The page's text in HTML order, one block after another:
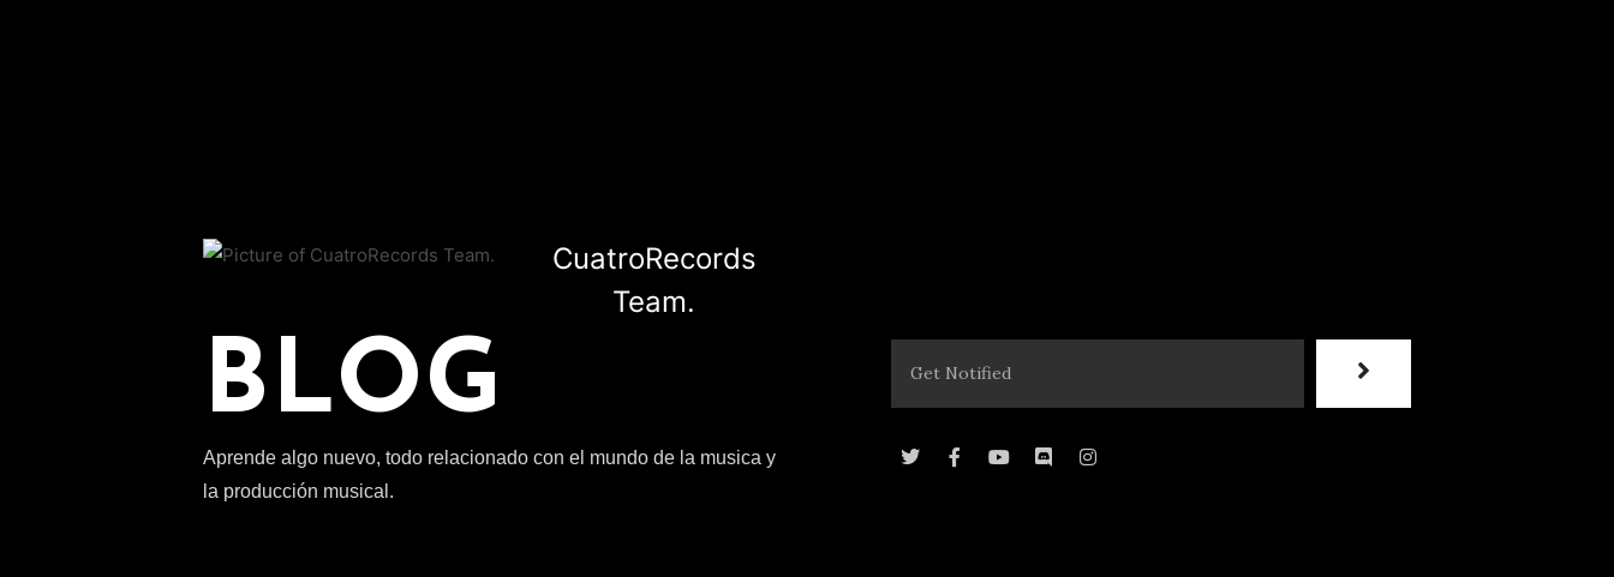
CuatroRecords
Team.
BLOG
Aprende algo nuevo, todo relacionado con el mundo de la musica y
la producción musical.